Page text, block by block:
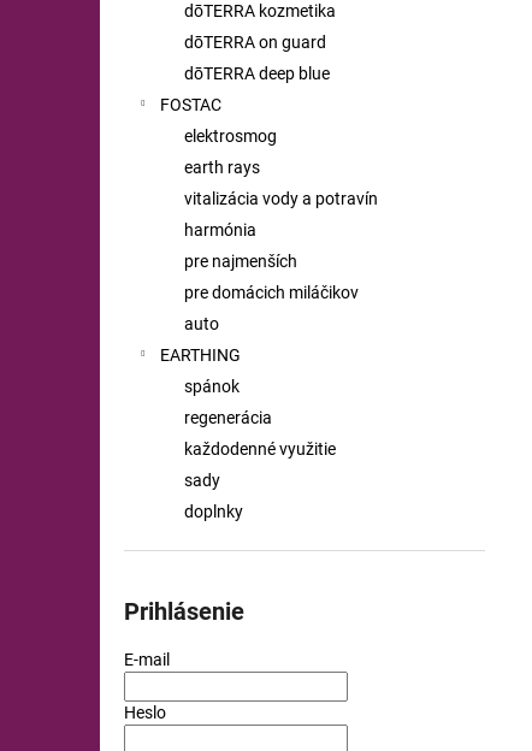
dōTERRA kozmetika
dōTERRA on guard
dōTERRA deep blue
FOSTAC
elektrosmog
earth rays
vitalizácia vody a potravín
harmónia
pre najmenších
pre domácich miláčikov
auto
EARTHING
spánok
regenerácia
každodenné využitie
sady
doplnky
Prihlásenie
E-mail
Heslo